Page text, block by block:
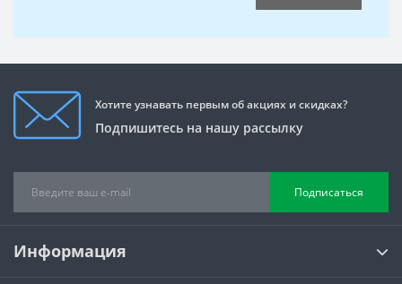
Хотите узнавать первым об акциях и скидках?
Подпишитесь на нашу рассылку
Подписаться
Информация